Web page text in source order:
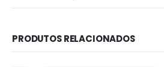
PRODUTOS RELACIONADOS